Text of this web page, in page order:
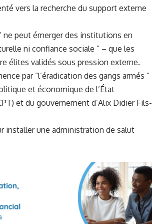
vers la recherche du support externe
ne peut émerger des institutions en
ni confiance sociale ” – que les
élites validés sous pression externe.
par “l’éradication des gangs armés ”
et économique de l’État
et du gouvernement d’Alix Didier Fils-
installer une administration de salut